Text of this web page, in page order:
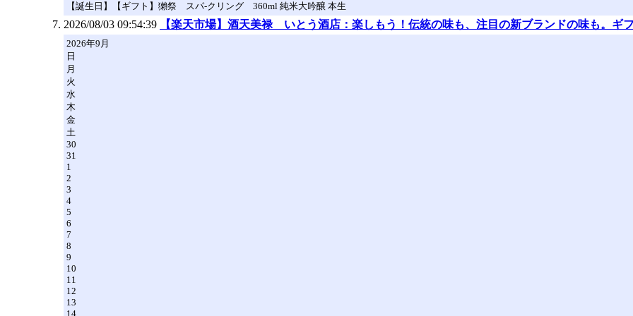
【誕生日】【ギフト】獺祭 スパ-クリング 360ml 純米大吟醸 本生
2026/08/03 09:54:39 【楽天市場】酒天美禄 いとう酒店：楽しもう！伝統の味も、注目の新ブランドの味も。ギ
2026年9月
日
月
火
水
木
金
土
30
31
1
2
3
4
5
6
7
8
9
10
11
12
13
14